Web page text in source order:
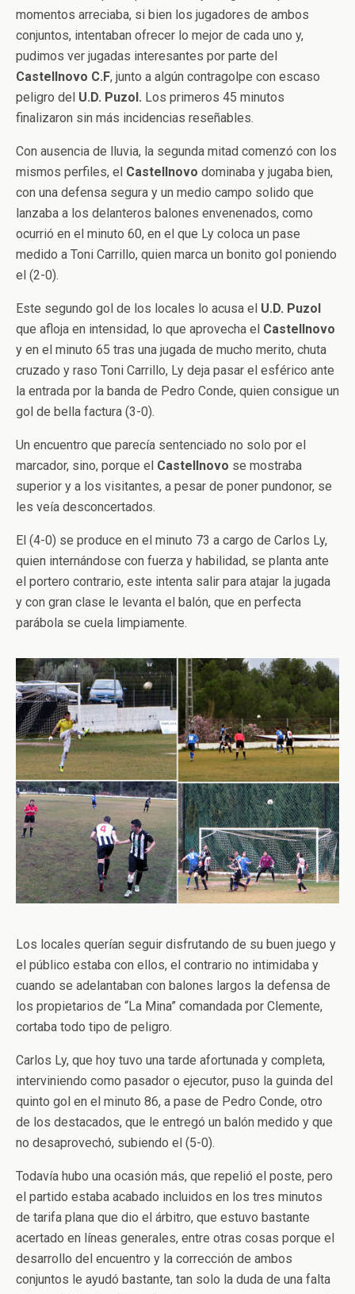
momentos arreciaba, si bien los jugadores de ambos
conjuntos, intentaban ofrecer lo mejor de cada uno y,
pudimos ver jugadas interesantes por parte del
Castellnovo C.F, junto a algún contragolpe con escaso
peligro del U.D. Puzol. Los primeros 45 minutos
finalizaron sin más incidencias reseñables.
Con ausencia de lluvia, la segunda mitad comenzó con los
mismos perfiles, el Castellnovo dominaba y jugaba bien,
con una defensa segura y un medio campo solido que
lanzaba a los delanteros balones envenenados, como
ocurrió en el minuto 60, en el que Ly coloca un pase
medido a Toni Carrillo, quien marca un bonito gol poniendo
el (2-0).
Este segundo gol de los locales lo acusa el U.D. Puzol
que afloja en intensidad, lo que aprovecha el Castellnovo
y en el minuto 65 tras una jugada de mucho merito, chuta
cruzado y raso Toni Carrillo, Ly deja pasar el esférico ante
la entrada por la banda de Pedro Conde, quien consigue un
gol de bella factura (3-0).
Un encuentro que parecía sentenciado no solo por el
marcador, sino, porque el Castellnovo se mostraba
superior y a los visitantes, a pesar de poner pundonor, se
les veía desconcertados.
El (4-0) se produce en el minuto 73 a cargo de Carlos Ly,
quien internándose con fuerza y habilidad, se planta ante
el portero contrario, este intenta salir para atajar la jugada
y con gran clase le levanta el balón, que en perfecta
parábola se cuela limpiamente.
Los locales querían seguir disfrutando de su buen juego y
el público estaba con ellos, el contrario no intimidaba y
cuando se adelantaban con balones largos la defensa de
los propietarios de “La Mina” comandada por Clemente,
cortaba todo tipo de peligro.
Carlos Ly, que hoy tuvo una tarde afortunada y completa,
interviniendo como pasador o ejecutor, puso la guinda del
quinto gol en el minuto 86, a pase de Pedro Conde, otro
de los destacados, que le entregó un balón medido y que
no desaprovechó, subiendo el (5-0).
Todavía hubo una ocasión más, que repelió el poste, pero
el partido estaba acabado incluidos en los tres minutos
de tarifa plana que dio el árbitro, que estuvo bastante
acertado en líneas generales, entre otras cosas porque el
desarrollo del encuentro y la corrección de ambos
conjuntos le ayudó bastante, tan solo la duda de una falta